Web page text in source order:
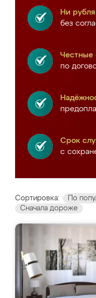
Ни
без
Честные
по
Срок
с
Сортировка: По
Сначала дороже